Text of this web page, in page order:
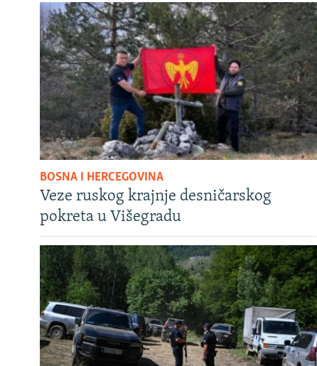
BOSNA I HERCEGOVINA
Veze ruskog krajnje desničarskog
pokreta u Višegradu